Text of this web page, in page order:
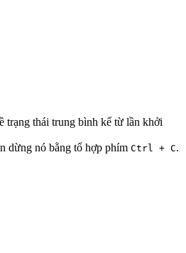
trạng thái trung bình kể từ lần khởi
dừng nó bằng tổ hợp phím Ctrl + C.